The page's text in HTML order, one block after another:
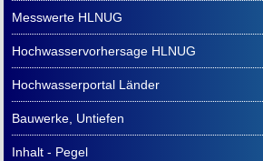
Messwerte HLNUG
Hochwasservorhersage HLNUG
Hochwasserportal Länder
Bauwerke, Untiefen
Inhalt - Pegel